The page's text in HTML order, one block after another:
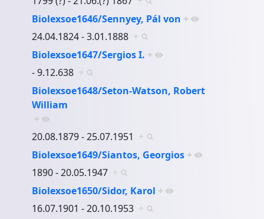
Biolexsoe1646/Sennyey, Pál von +
24.04.1824 - 3.01.1888 +
Biolexsoe1647/Sergios I. +
- 9.12.638 +
Biolexsoe1648/Seton-Watson, Robert
William
+
20.08.1879 - 25.07.1951 +
Biolexsoe1649/Siantos, Georgios +
1890 - 20.05.1947 +
Biolexsoe1650/Sidor, Karol +
16.07.1901 - 20.10.1953 +